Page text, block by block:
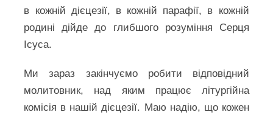
в кожній дієцезії, в кожній парафії, в кожній
родині дійде до глибшого розуміння Серця
Ісуса.
Ми зараз закінчуємо робити відповідний
молитовник, над яким працює літургійна
комісія в нашій дієцезії. Маю надію, що кожен